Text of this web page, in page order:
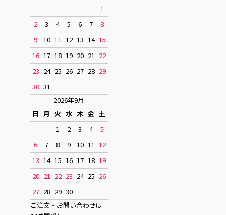
1
2
3 4 5 6 7
8
9
10 11 12 13 14 15
16 17 18 19 20 21 22
23 24 25 26 27 28 29
30 31
2026年9月
日 月 火 水 木 金 土
1
2 3 4
5
6
7 8 9 10 11 12
13 14 15 16 17 18 19
20 21 22 23 24 25 26
27 28 29 30
ご注文・お問い合わせは